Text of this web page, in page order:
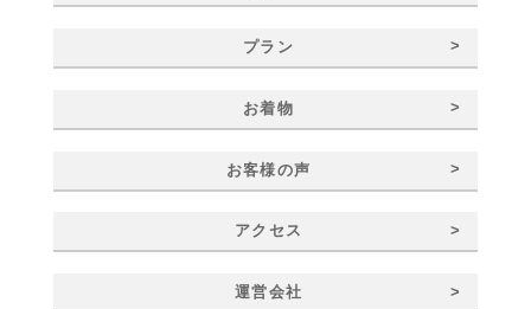
プラン >
お着物 >
お客様の声 >
アクセス >
運営会社 >